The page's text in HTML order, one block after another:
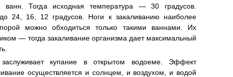
Тогда исходная температура — 30 градусов.
24, 16, 12 градусов. Ноги к закаливанию наиболее
можно обходиться только такими ваннами. Их
— тогда закаливание организма дает максимальный
купание в открытом водоеме. Эффект
осуществляется и солнцем, и воздухом, и водой